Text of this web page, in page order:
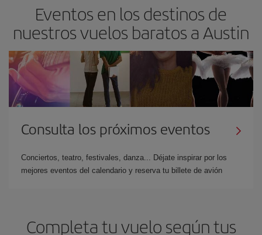
Eventos en los destinos de
nuestros vuelos baratos a Austin
Consulta los próximos eventos
Conciertos, teatro, festivales, danza... Déjate inspirar por los
mejores eventos del calendario y reserva tu billete de avión
Completa tu vuelo según tus